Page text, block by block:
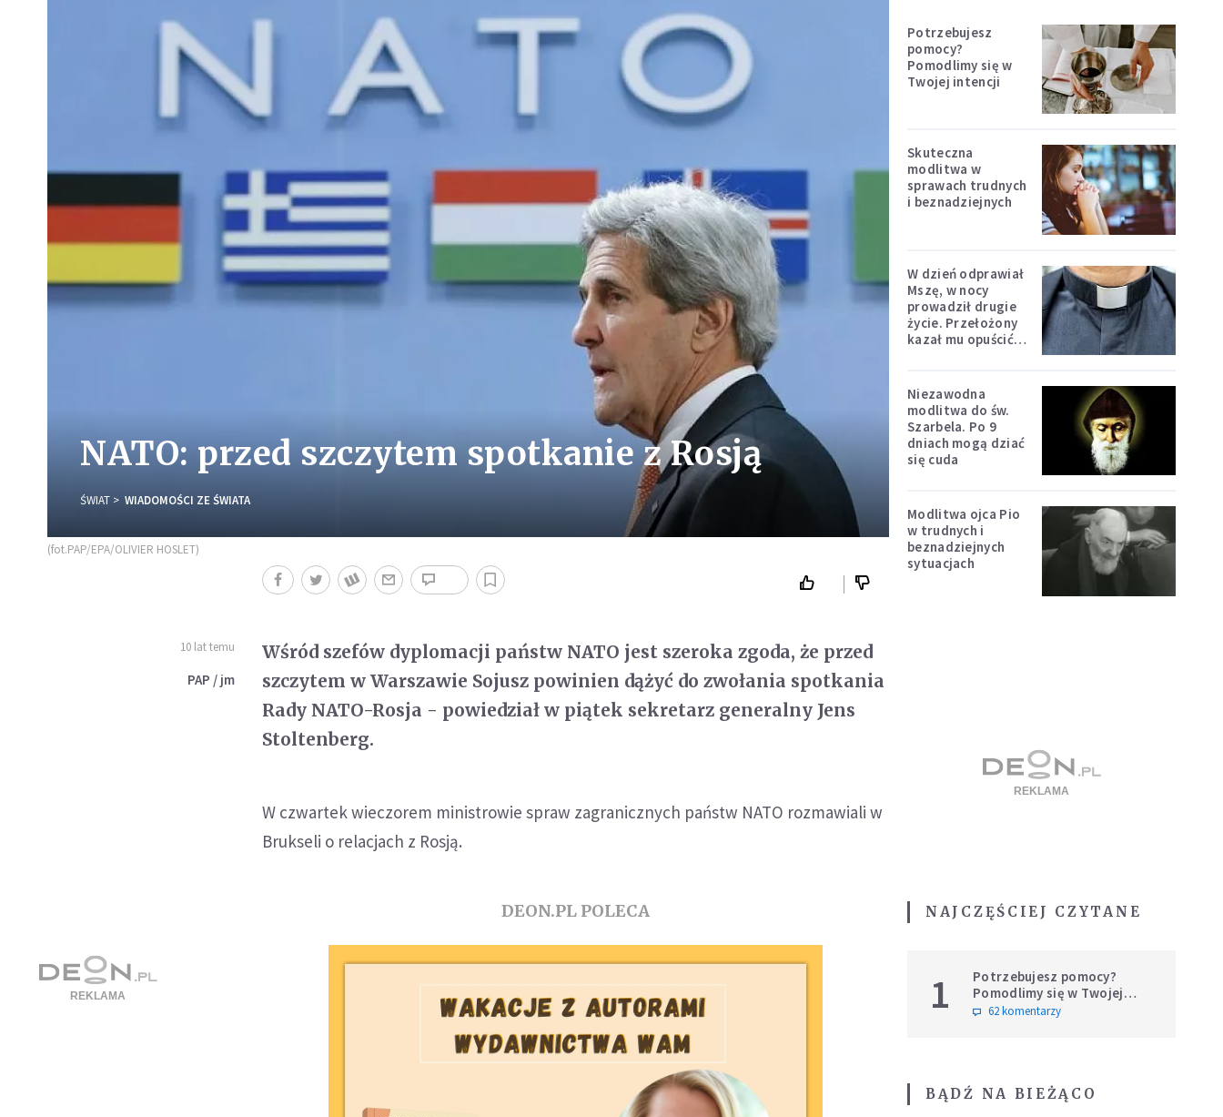
NATO: przed szczytem spotkanie z Rosją
ŚWIAT WIADOMOŚCI ZE ŚWIATA
(fot.PAP/EPA/OLIVIER HOSLET)
10 lat temu
PAP / jm
Wśród szefów dyplomacji państw NATO jest szeroka zgoda, że przed
szczytem w Warszawie Sojusz powinien dążyć do zwołania spotkania
Rady NATO-Rosja - powiedział w piątek sekretarz generalny Jens
Stoltenberg.
W czwartek wieczorem ministrowie spraw zagranicznych państw NATO rozmawiali w
Brukseli o relacjach z Rosją.
DEON.PL POLECA
Potrzebujesz
pomocy?
Pomodlimy się w
Twojej intencji
Skuteczna
modlitwa w
sprawach trudnych
i beznadziejnych
W dzień odprawiał
Mszę, w nocy
prowadził drugie
życie. Przełożony
kazał mu opuścić
Niezawodna
modlitwa do św.
Szarbela. Po 9
dniach mogą dziać
się cuda
Modlitwa ojca Pio
w trudnych i
beznadziejnych
sytuacjach
NAJCZĘŚCIEJ CZYTANE
1
Potrzebujesz pomocy?
Pomodlimy się w Twojej
intencji
62 komentarzy
BĄDŹ NA BIEŻĄCO